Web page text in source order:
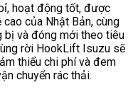
hoạt động tốt, được
của Nhật Bản, cùng
bị và đóng mới theo tiêu
rời HookLift Isuzu sẽ
thiểu chi phí và đem
chuyển rác thải.